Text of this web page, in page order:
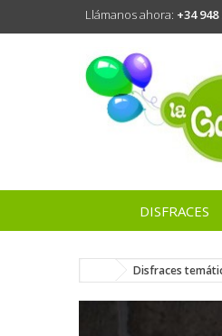
Llámanos ahora: +34 948
DISFRACES
Disfraces